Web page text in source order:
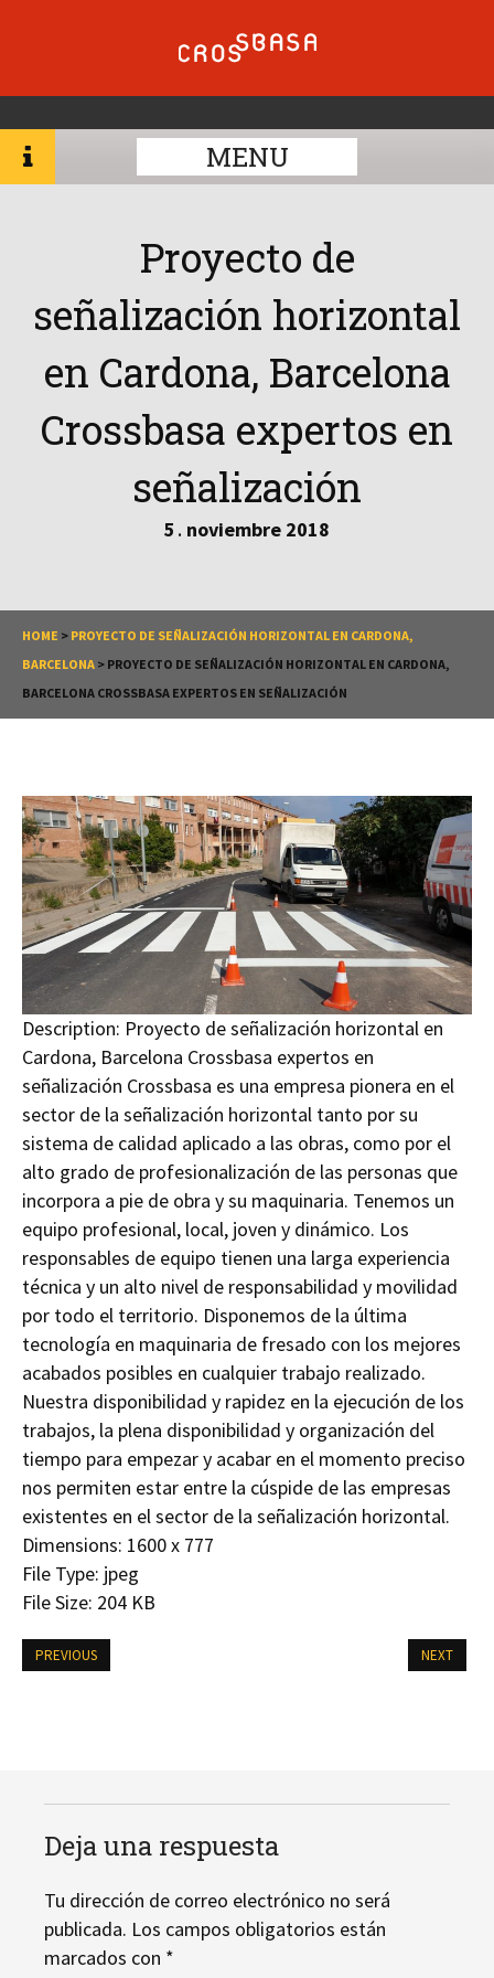
MENU
Proyecto de
señalización horizontal
en Cardona, Barcelona
Crossbasa expertos en
señalización
5 . noviembre 2018
HOME > PROYECTO DE SEÑALIZACIÓN HORIZONTAL EN CARDONA,
BARCELONA > PROYECTO DE SEÑALIZACIÓN HORIZONTAL EN CARDONA,
BARCELONA CROSSBASA EXPERTOS EN SEÑALIZACIÓN
Description: Proyecto de señalización horizontal en
Cardona, Barcelona Crossbasa expertos en
señalización Crossbasa es una empresa pionera en el
sector de la señalización horizontal tanto por su
sistema de calidad aplicado a las obras, como por el
alto grado de profesionalización de las personas que
incorpora a pie de obra y su maquinaria. Tenemos un
equipo profesional, local, joven y dinámico. Los
responsables de equipo tienen una larga experiencia
técnica y un alto nivel de responsabilidad y movilidad
por todo el territorio. Disponemos de la última
tecnología en maquinaria de fresado con los mejores
acabados posibles en cualquier trabajo realizado.
Nuestra disponibilidad y rapidez en la ejecución de los
trabajos, la plena disponibilidad y organización del
tiempo para empezar y acabar en el momento preciso
nos permiten estar entre la cúspide de las empresas
existentes en el sector de la señalización horizontal.
Dimensions: 1600 x 777
File Type: jpeg
File Size: 204 KB
PREVIOUS NEXT
Deja una respuesta
Tu dirección de correo electrónico no será
publicada. Los campos obligatorios están
marcados con *